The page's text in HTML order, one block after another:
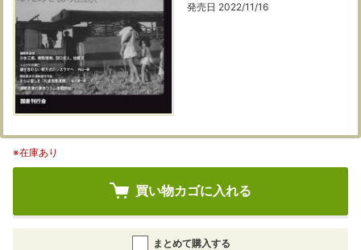
発売日 2022/11/16
※在庫あり
買い物カゴに入れる
まとめて購入する